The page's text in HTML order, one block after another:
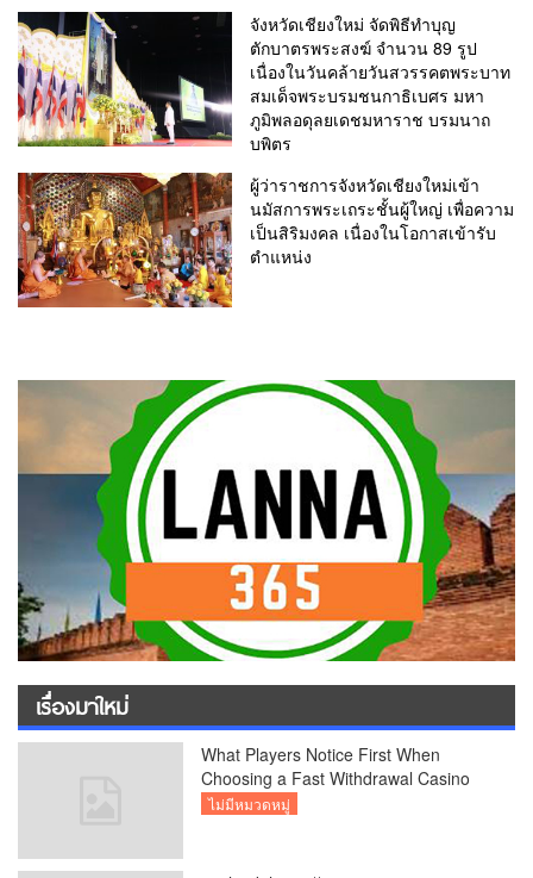
จังหวัดเชียงใหม่ จัดพิธีทำบุญ
ตักบาตรพระสงฆ์ จำนวน 89 รูป
เนื่องในวันคล้ายวันสวรรคตพระบาท
สมเด็จพระบรมชนกาธิเบศร มหา
ภูมิพลอดุลยเดชมหาราช บรมนาถ
บพิตร
ผู้ว่าราชการจังหวัดเชียงใหม่เข้า
นมัสการพระเถระชั้นผู้ใหญ่ เพื่อความ
เป็นสิริมงคล เนื่องในโอกาสเข้ารับ
ตำแหน่ง
เรื่องมาใหม่
What Players Notice First When
Choosing a Fast Withdrawal Casino
UK
ไม่มีหมวดหมู่